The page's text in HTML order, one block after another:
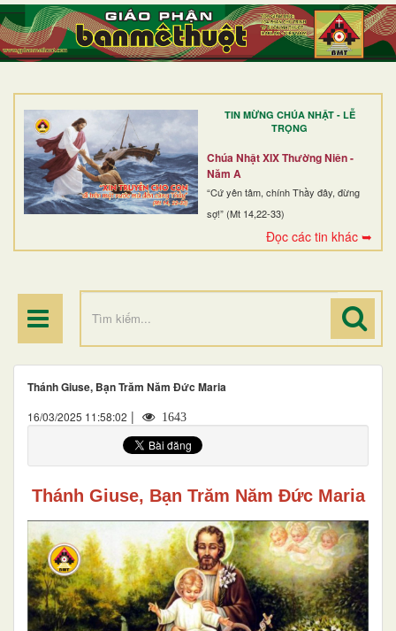
TIN MỪNG CHÚA NHẬT - LỄ
TRỌNG
Chúa Nhật XIX Thường Niên -
Năm A
“Cứ yên tâm, chính Thầy đây, đừng
sợ!” (Mt 14,22-33)
Đọc các tin khác ➥
TRANG NHẤT
GIỚI THIỆU
DÒNG TU
BAN MỤC VỤ
ĐOÀN THỂ CG
Thánh Giuse, Bạn Trăm Năm Đức Maria
16/03/2025 11:58:02 | 1643
Thánh Giuse, Bạn Trăm Năm Đức Maria